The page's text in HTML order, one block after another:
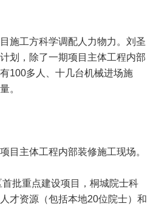
施工方科学调配人力物力。刘圣
划，除了一期项目主体工程内部
100多人、十几台机械进场施
。
目主体工程内部装修施工现场。
批重点建设项目，桐城院士科
才资源（包括本地20位院士）和